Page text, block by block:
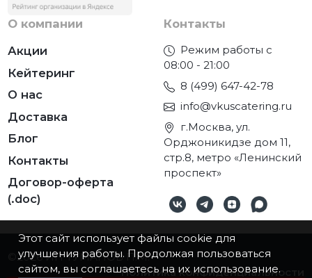
О компании
Акции
Кейтеринг
О нас
Доставка
Блог
Контакты
Договор-оферта
(.doc)
Контакты
Режим работы с
08:00 - 21:00
8 (499) 647-42-78
info@vkuscatering.ru
г.Москва, ул.
Орджоникидзе дом 11,
стр.8, метро «Ленинский
проспект»
©2026ИП ТУМАНОВ П.М.
Политика конфиденциальности
Этот сайт использует файлы cookie для
улучшения работы. Продолжая пользоваться
сайтом, вы соглашаетесь на их использование.